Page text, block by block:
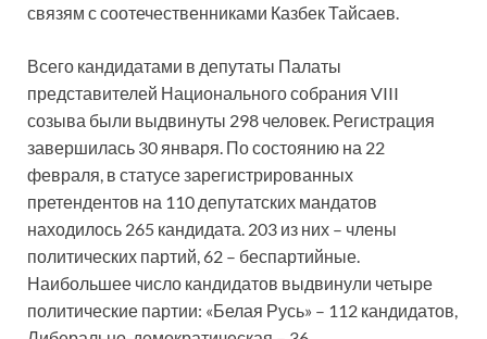
связям с соотечественниками Казбек Тайсаев.
Всего кандидатами в депутаты Палаты
представителей Национального собрания VIII
созыва были выдвинуты 298 человек. Регистрация
завершилась 30 января. По состоянию на 22
февраля, в статусе зарегистрированных
претендентов на 110 депутатских мандатов
находилось 265 кандидата. 203 из них – члены
политических партий, 62 – беспартийные.
Наибольшее число кандидатов выдвинули четыре
политические партии: «Белая Русь» – 112 кандидатов,